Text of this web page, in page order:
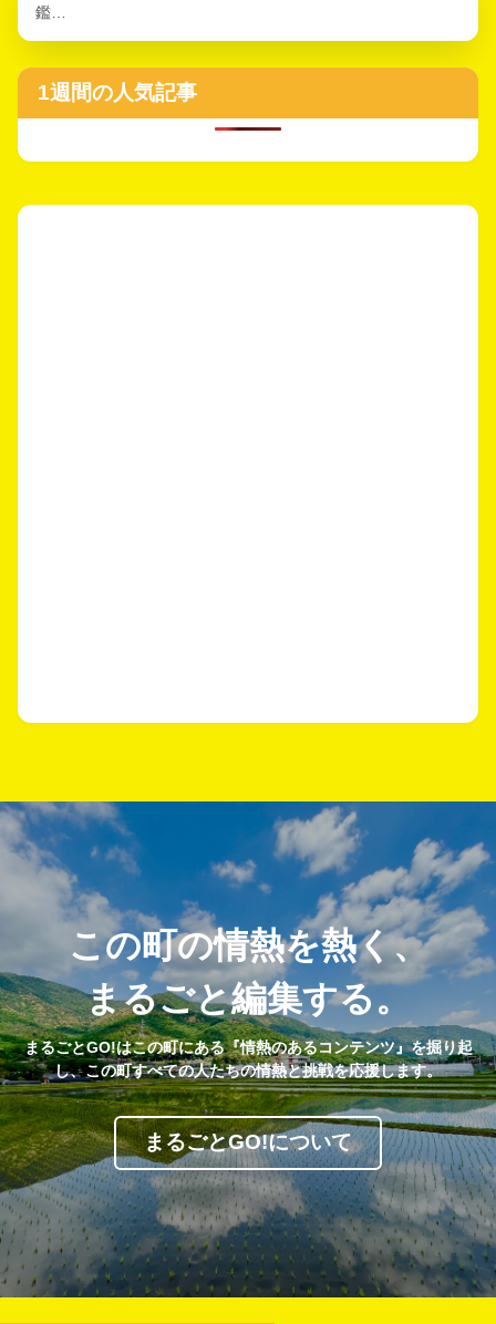
鑑…
1週間の人気記事
この町の情熱を熱く、
まるごと編集する。
まるごとGO!はこの町にある『情熱のあるコンテンツ』を掘り起
し、この町すべての人たちの情熱と挑戦を応援します。
まるごとGO!について